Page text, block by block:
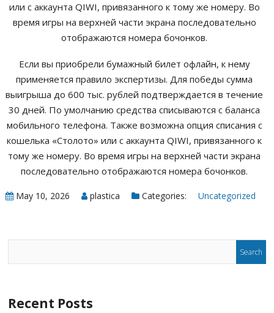
или с аккаунта QIWI, привязанного к тому же номеру. Во
время игры на верхней части экрана последовательно
отображаются номера бочонков.
Если вы приобрели бумажный билет офлайн, к нему
применяется правило экспертизы. Для победы сумма
выигрыша до 600 тыс. рублей подтверждается в течение
30 дней. По умолчанию средства списываются с баланса
мобильного телефона. Также возможна опция списания с
кошелька «Столото» или с аккаунта QIWI, привязанного к
тому же номеру. Во время игры на верхней части экрана
последовательно отображаются номера бочонков.
May 10, 2026 plastica Categories: Uncategorized
Recent Posts